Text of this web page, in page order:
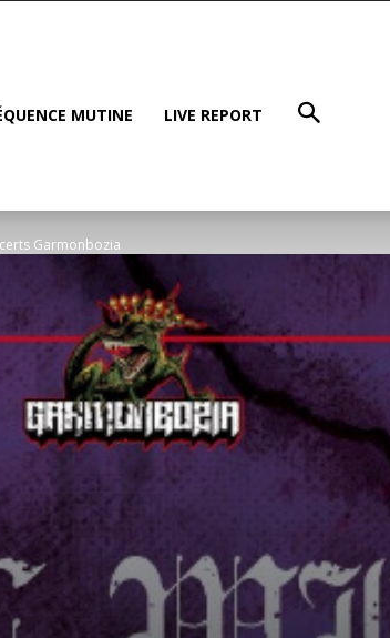
MUTINE LIVE REPORT
Garmonbozia